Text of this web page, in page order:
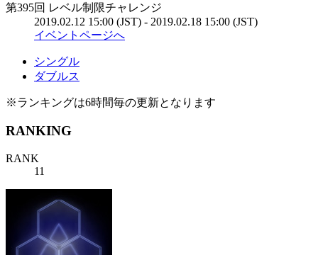
第395回 レベル制限チャレンジ
2019.02.12 15:00 (JST) - 2019.02.18 15:00 (JST)
イベントページへ
シングル
ダブルス
※ランキングは6時間毎の更新となります
RANKING
RANK
11